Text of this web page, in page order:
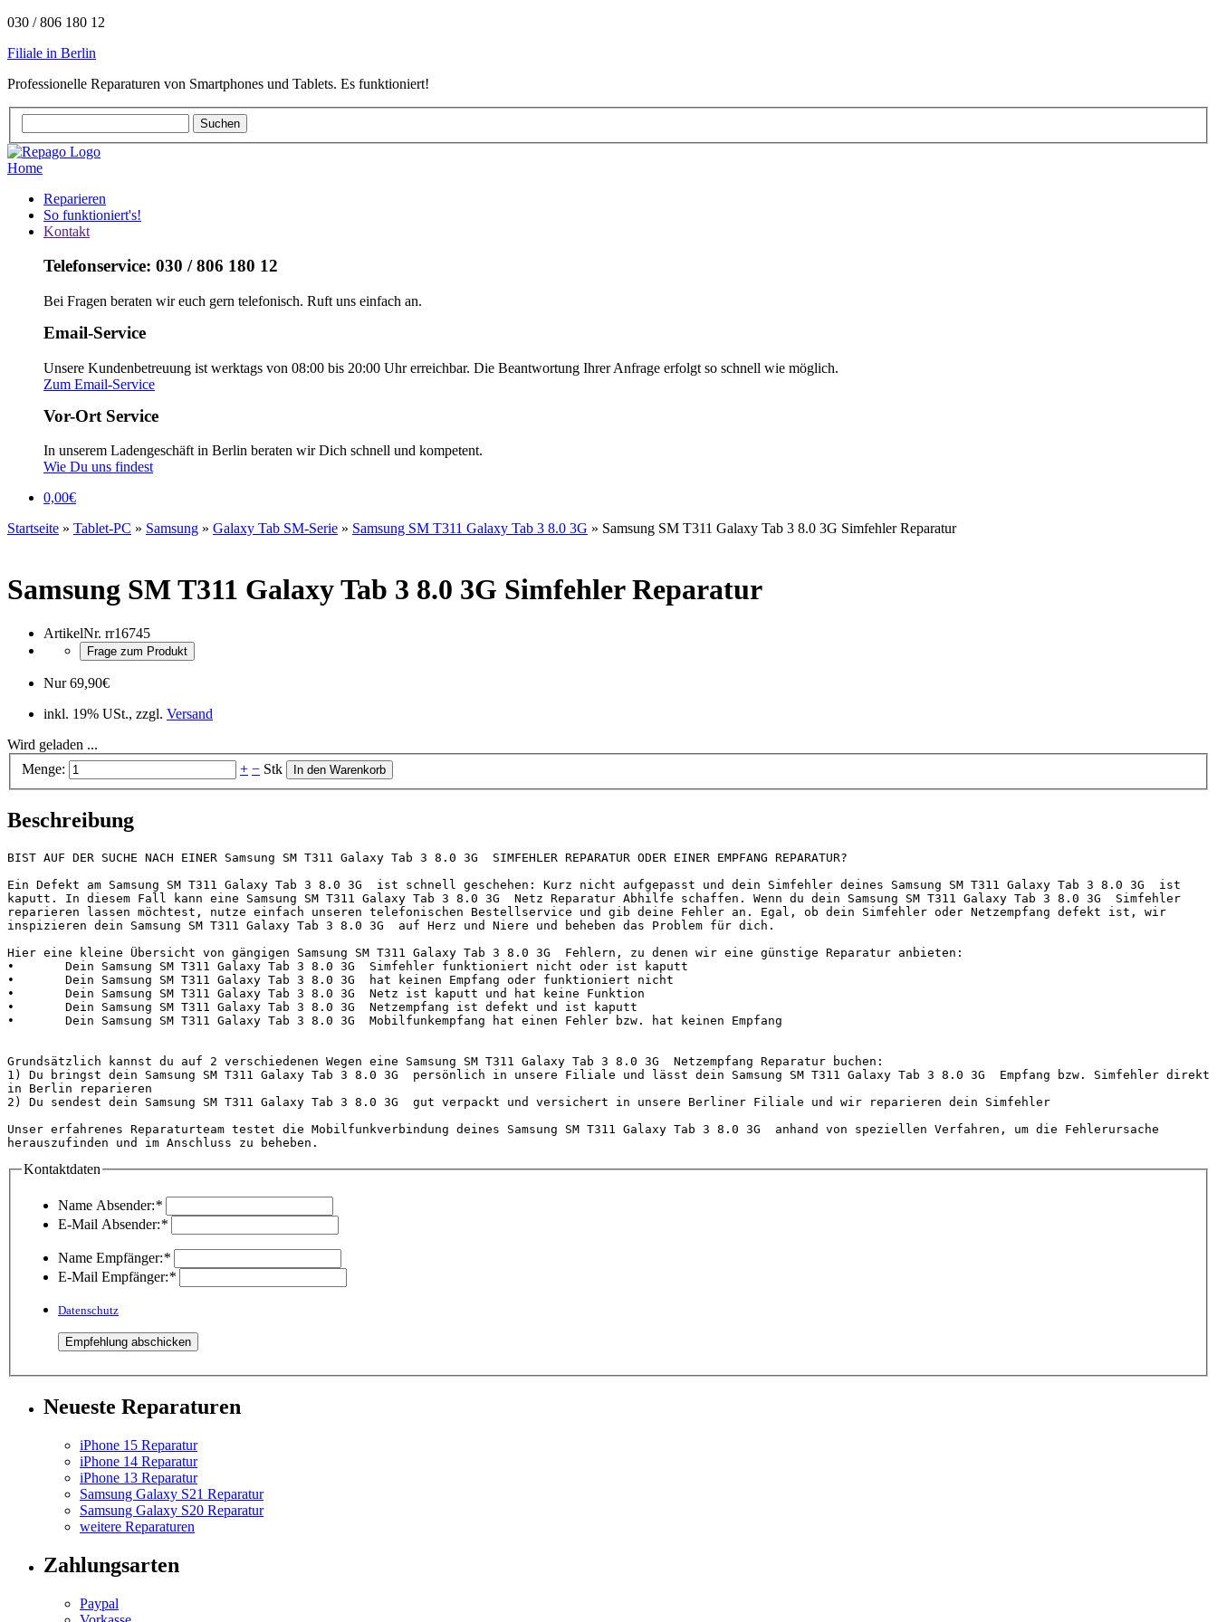
030 / 806 180 12
Filiale in Berlin
Professionelle Reparaturen von Smartphones und Tablets. Es funktioniert!
Home
Reparieren
So funktioniert's!
Kontakt
Telefonservice: 030 / 806 180 12
Bei Fragen beraten wir euch gern telefonisch. Ruft uns einfach an.
Email-Service
Unsere Kundenbetreuung ist werktags von 08:00 bis 20:00 Uhr erreichbar. Die Beantwortung Ihrer Anfrage erfolgt so schnell wie möglich.
Zum Email-Service
Vor-Ort Service
In unserem Ladengeschäft in Berlin beraten wir Dich schnell und kompetent.
Wie Du uns findest
0,00€
Startseite » Tablet-PC » Samsung » Galaxy Tab SM-Serie » Samsung SM T311 Galaxy Tab 3 8.0 3G » Samsung SM T311 Galaxy Tab 3 8.0 3G Simfehler Reparatur
Samsung SM T311 Galaxy Tab 3 8.0 3G Simfehler Reparatur
ArtikelNr. rr16745
Frage zum Produkt
Nur69,90€
inkl. 19% USt., zzgl. Versand
Wird geladen ...
Menge:
+ − Stk In den Warenkorb
Beschreibung
BIST AUF DER SUCHE NACH EINER Samsung SM T311 Galaxy Tab 3 8.0 3G  SIMFEHLER REPARATUR ODER EINER EMPFANG REPARATUR?
Ein Defekt am Samsung SM T311 Galaxy Tab 3 8.0 3G  ist schnell geschehen: Kurz nicht aufgepasst und dein Simfehler deines Samsung SM T311 Galaxy Tab 3 8.0 3G  ist
kaputt. In diesem Fall kann eine Samsung SM T311 Galaxy Tab 3 8.0 3G  Netz Reparatur Abhilfe schaffen. Wenn du dein Samsung SM T311 Galaxy Tab 3 8.0 3G  Simfehler
reparieren lassen möchtest, nutze einfach unseren telefonischen Bestellservice und gib deine Fehler an. Egal, ob dein Simfehler oder Netzempfang defekt ist, wir
inspizieren dein Samsung SM T311 Galaxy Tab 3 8.0 3G  auf Herz und Niere und beheben das Problem für dich.
Hier eine kleine Übersicht von gängigen Samsung SM T311 Galaxy Tab 3 8.0 3G  Fehlern, zu denen wir eine günstige Reparatur anbieten:
•	Dein Samsung SM T311 Galaxy Tab 3 8.0 3G  Simfehler funktioniert nicht oder ist kaputt
•	Dein Samsung SM T311 Galaxy Tab 3 8.0 3G  hat keinen Empfang oder funktioniert nicht
•	Dein Samsung SM T311 Galaxy Tab 3 8.0 3G  Netz ist kaputt und hat keine Funktion
•	Dein Samsung SM T311 Galaxy Tab 3 8.0 3G  Netzempfang ist defekt und ist kaputt
•	Dein Samsung SM T311 Galaxy Tab 3 8.0 3G  Mobilfunkempfang hat einen Fehler bzw. hat keinen Empfang
Grundsätzlich kannst du auf 2 verschiedenen Wegen eine Samsung SM T311 Galaxy Tab 3 8.0 3G  Netzempfang Reparatur buchen:
1) Du bringst dein Samsung SM T311 Galaxy Tab 3 8.0 3G  persönlich in unsere Filiale und lässt dein Samsung SM T311 Galaxy Tab 3 8.0 3G  Empfang bzw. Simfehler direkt
in Berlin reparieren
2) Du sendest dein Samsung SM T311 Galaxy Tab 3 8.0 3G  gut verpackt und versichert in unsere Berliner Filiale und wir reparieren dein Simfehler
Unser erfahrenes Reparaturteam testet die Mobilfunkverbindung deines Samsung SM T311 Galaxy Tab 3 8.0 3G  anhand von speziellen Verfahren, um die Fehlerursache
herauszufinden und im Anschluss zu beheben.
Kontaktdaten
Name Absender:*
E-Mail Absender:*
Name Empfänger:*
E-Mail Empfänger:*
Datenschutz
Neueste Reparaturen
iPhone 15 Reparatur
iPhone 14 Reparatur
iPhone 13 Reparatur
Samsung Galaxy S21 Reparatur
Samsung Galaxy S20 Reparatur
weitere Reparaturen
Zahlungsarten
Paypal